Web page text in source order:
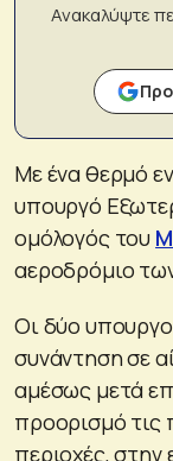
Ανακαλύψτε
Με ένα θερμό
υπουργό
ομόλογός του
αεροδρόμιο
Οι δύο
συνάντηση σε
αμέσως μετά
προορισμό τις
περιοχές, στην